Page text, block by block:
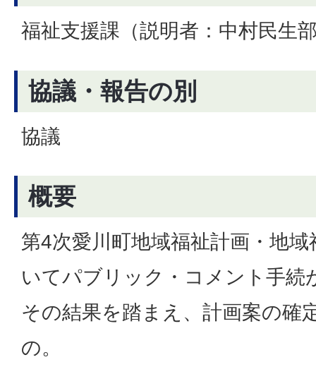
福祉支援課（説明者：中村民生
協議・報告の別
協議
概要
第4次愛川町地域福祉計画・地
いてパブリック・コメント手続
その結果を踏まえ、計画案の確
の。